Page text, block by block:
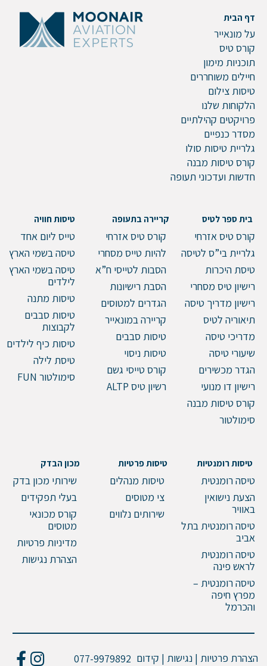
דף הבית
על מונאייר
קורס טיס
תוכניות מימון
חיילים משוחררים
טיסות צילום
הלקוחות שלנו
פרויקטים קהילתיים
מסדר כנפיים
גלריית טיסות סולו
קורס טיסות מבנה
חדשות ועדכוני תעופה
בית ספר לטיס
קורס טיס אזרחי
גלריית בי”ס לטיסה
טיסת היכרות
רישיון טיס מסחרי
רישיון מדריך טיסה
תיאוריה לטיס
מדריכי טיסה
שיעורי טיסה
הגדר מכשירים
רישיון דו מנועי
קורס טיסות מבנה
סימולטור
קריירה בתעופה
קורס טיס אזרחי
להיות טייס מסחרי
הסבות לטייסי ח”א
הסבת רישיונות
הגדרים למטוסים
קריירה במונאייר
טיסות סבבים
טיסות ניסוי
קורס טייסי גשם
רשיון טיס ALTP
טיסות חוויה
טייס ליום אחד
טיסה בשמי הארץ
טיסה בשמי הארץ
לילדים
טיסות מתנה
טיסות סבבים
לקבוצות
טיסות כיף לילדים
טיסת לילה
סימולטור FUN
טיסות רומנטיות
טיסה רומנטית
הצעת נישואין
באוויר
טיסה רומנטית בתל
אביב
טיסה רומנטית
לראש פינה
טיסה רומנטית –
מפרץ חיפה
והכרמל
טיסות פרטיות
טיסות מנהלים
צי מטוסים
שירותים נלווים
מכון הבדק
שירותי מכון בדק
בעלי תפקידים
קורס מכונאי
מטוסים
מדיניות פרטיות
הצהרת נגישות
הצהרת פרטיות | נגישות | קידום 077-9979892